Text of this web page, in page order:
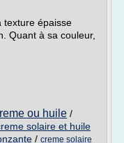
texture épaisse
Quant à sa couleur,
ou huile /
solaire et huile
/ creme solaire